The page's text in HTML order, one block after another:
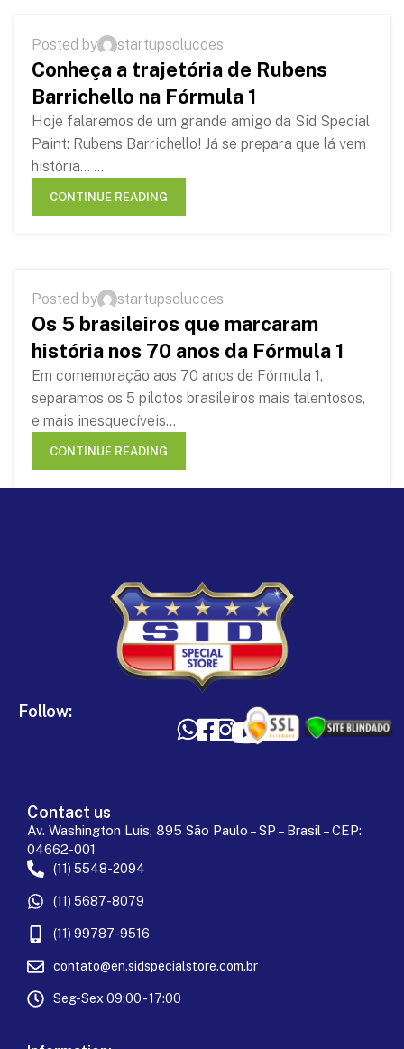
10
Posted by startupsolucoes
Conheça a trajetória de Rubens
Barrichello na Fórmula 1
Hoje falaremos de um grande amigo da Sid Special
Paint: Rubens Barrichello! Já se prepara que lá vem
história... ...
CONTINUE READING
04
Posted by startupsolucoes
Os 5 brasileiros que marcaram
história nos 70 anos da Fórmula 1
Em comemoração aos 70 anos de Fórmula 1,
separamos os 5 pilotos brasileiros mais talentosos,
e mais inesquecíveis...
CONTINUE READING
Follow:
Contact us
Av. Washington Luis, 895 São Paulo – SP – Brasil – CEP:
04662-001
(11) 5548-2094
(11) 5687-8079
(11) 99787-9516
contato@en.sidspecialstore.com.br
Seg-Sex 09:00 - 17:00